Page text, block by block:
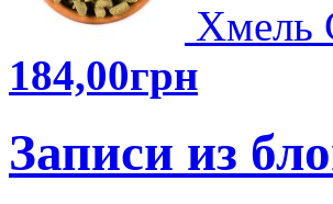
Хмель
184,00грн
Записи из